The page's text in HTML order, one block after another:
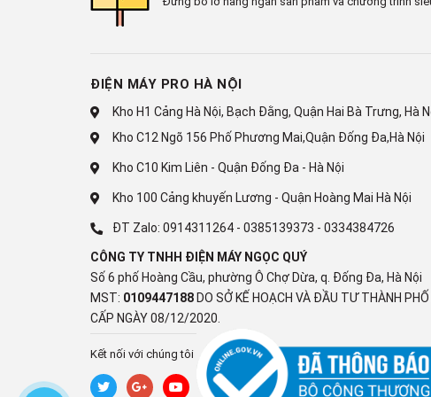
Bớt bận tâm, thêm tận hưởng
Những va chạm thông thường không thể cản bước
được xác minh theo tiêu chuẩn độ bền quân đội Mỹ.
Tận hưởng theo cách riêng
Dù ngang hay dọc, bạn vẫn có thể tận hưởng tối đa
dung dọc trên toàn màn hình. Sản phẩm còn có một
ĐIỆN MÁY PRO HÀ NỘI
Kho H1 Cảng Hà Nội, Bạch Đằng, Quận Hai Bà Trưng, Hà
Kho C12 Ngõ 156 Phố Phương Mai,Quận Đống Đa,Hà Nội
Kho C10 Kim Liên - Quận Đống Đa - Hà Nội
Kho 100 Cảng khuyến Lương - Quận Hoàng Mai Hà Nội
ĐT Zalo: 0914311264 - 0385139373 - 0334384726
CÔNG TY TNHH ĐIỆN MÁY NGỌC QUÝ
Số 6 phố Hoàng Cầu, phường Ô Chợ Dừa, q. Đống Đa, Hà Nội
MST: 0109447188DO SỞ KẾ HOẠCH VÀ ĐẦU TƯ THÀNH PHỐ
CẤP NGÀY 08/12/2020.
Kết nối với chúng tôi